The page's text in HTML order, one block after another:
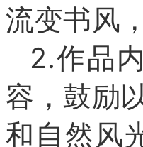
流变书风
2.作品
容，鼓励
和自然风